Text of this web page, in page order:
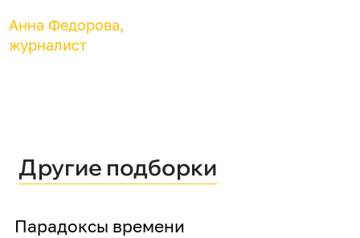
Анна Федорова,
журналист
Другие подборки
Парадоксы времени